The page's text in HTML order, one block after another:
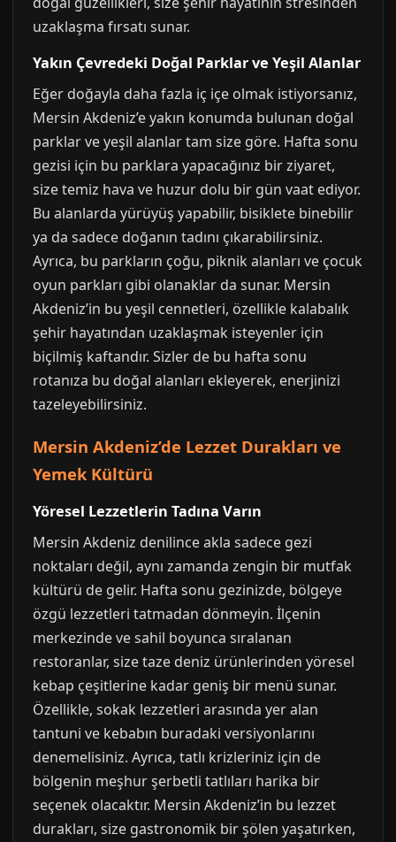
uzaklaşma fırsatı sunar.
Yakın Çevredeki Doğal Parklar ve Yeşil Alanlar
Eğer doğayla daha fazla iç içe olmak istiyorsanız,
Mersin Akdeniz’e yakın konumda bulunan doğal
parklar ve yeşil alanlar tam size göre. Hafta sonu
gezisi için bu parklara yapacağınız bir ziyaret,
size temiz hava ve huzur dolu bir gün vaat ediyor.
Bu alanlarda yürüyüş yapabilir, bisiklete binebilir
ya da sadece doğanın tadını çıkarabilirsiniz.
Ayrıca, bu parkların çoğu, piknik alanları ve çocuk
oyun parkları gibi olanaklar da sunar. Mersin
Akdeniz’in bu yeşil cennetleri, özellikle kalabalık
şehir hayatından uzaklaşmak isteyenler için
biçilmiş kaftandır. Sizler de bu hafta sonu
rotanıza bu doğal alanları ekleyerek, enerjinizi
tazeleyebilirsiniz.
Mersin Akdeniz’de Lezzet Durakları ve
Yemek Kültürü
Yöresel Lezzetlerin Tadına Varın
Mersin Akdeniz denilince akla sadece gezi
noktaları değil, aynı zamanda zengin bir mutfak
kültürü de gelir. Hafta sonu gezinizde, bölgeye
özgü lezzetleri tatmadan dönmeyin. İlçenin
merkezinde ve sahil boyunca sıralanan
restoranlar, size taze deniz ürünlerinden yöresel
kebap çeşitlerine kadar geniş bir menü sunar.
Özellikle, sokak lezzetleri arasında yer alan
tantuni ve kebabın buradaki versiyonlarını
denemelisiniz. Ayrıca, tatlı krizleriniz için de
bölgenin meşhur şerbetli tatlıları harika bir
seçenek olacaktır. Mersin Akdeniz’in bu lezzet
durakları, size gastronomik bir şölen yaşatırken,